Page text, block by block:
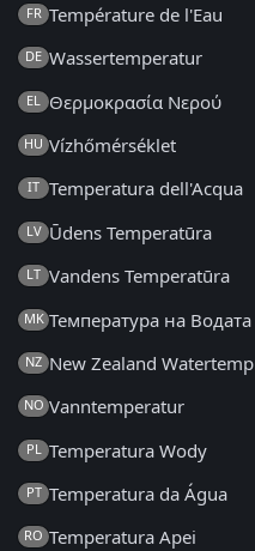
FR Température de l'Eau
DE Wassertemperatur
EL Θερμοκρασία Νερού
HU Vízhőmérséklet
IT Temperatura dell'Acqua
LV Ūdens Temperatūra
LT Vandens Temperatūra
MK Температура на Водата
NZ New Zealand Watertemp
NO Vanntemperatur
PL Temperatura Wody
PT Temperatura da Água
RO Temperatura Apei